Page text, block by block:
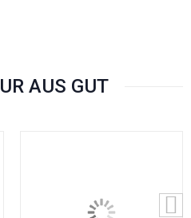
AUS GUT